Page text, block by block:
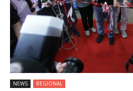
NEWS REGIONAL